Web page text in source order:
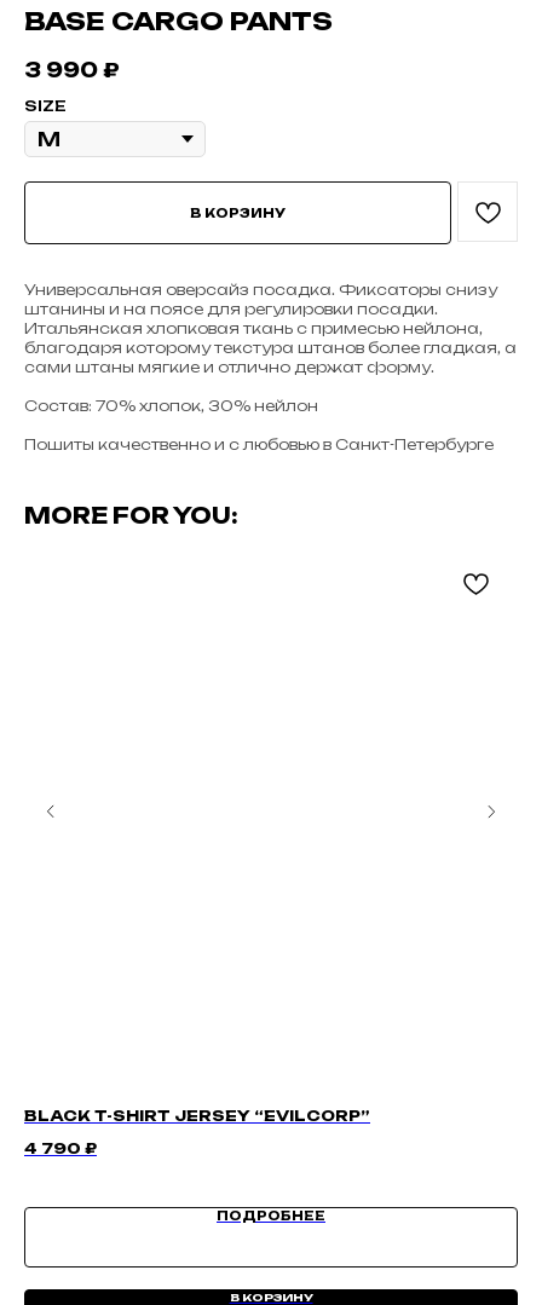
BASE CARGO PANTS
3 990 ₽
SIZE
В КОРЗИНУ
Универсальная оверсайз посадка. Фиксаторы снизу
штанины и на поясе для регулировки посадки.
Итальянская хлопковая ткань с примесью нейлона,
благодаря которому текстура штанов более гладкая, а
сами штаны мягкие и отлично держат форму.
Состав: 70% хлопок, 30% нейлон
Пошиты качественно и с любовью в Санкт-Петербурге
MORE FOR YOU:
BLACK T-SHIRT JERSEY “EVILCORP”
4 790 ₽
ПОДРОБНЕЕ
В КОРЗИНУ